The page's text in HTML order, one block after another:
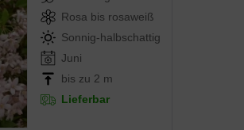
Rosa bis rosaweiß
Sonnig-halbschattig
Juni
bis zu 2 m
Lieferbar